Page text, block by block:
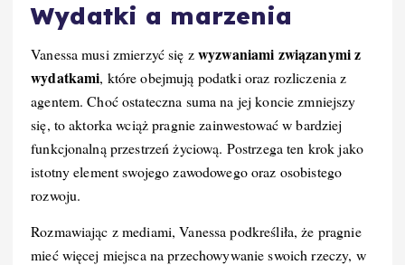
Wydatki a marzenia
Vanessa musi zmierzyć się zwyzwaniami związanymi z
wydatkami, które obejmują podatki oraz rozliczenia z
agentem. Choć ostateczna suma na jej koncie zmniejszy
się, to aktorka wciąż pragnie zainwestować w bardziej
funkcjonalną przestrzeń życiową. Postrzega ten krok jako
istotny element swojego zawodowego oraz osobistego
rozwoju.
Rozmawiając z mediami, Vanessa podkreśliła, że pragnie
mieć więcej miejsca na przechowywanie swoich rzeczy, w